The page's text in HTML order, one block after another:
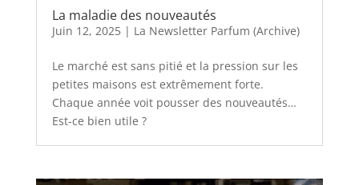
La maladie des nouveautés
Juin 12, 2025| La Newsletter Parfum (Archive)
Le marché est sans pitié et la pression sur les
petites maisons est extrêmement forte.
Chaque année voit pousser des nouveautés…
Est-ce bien utile ?